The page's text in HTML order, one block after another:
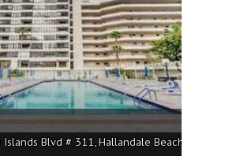
Blvd # 311, Hallandale Beach FL